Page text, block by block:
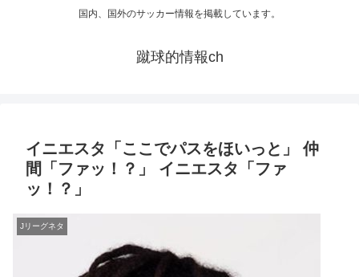
国内、国外のサッカー情報を掲載しています。
蹴球的情報ch
イニエスタ「ここでパスをほいっと」 仲
間「ファッ！？」 イニエスタ「ファ
ッ！？」
Jリーグネタ